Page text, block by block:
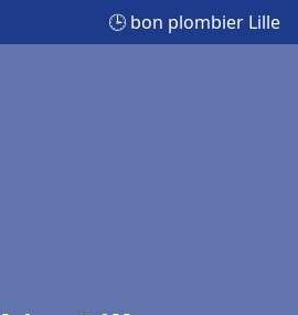
🕒 bon plombier Lille